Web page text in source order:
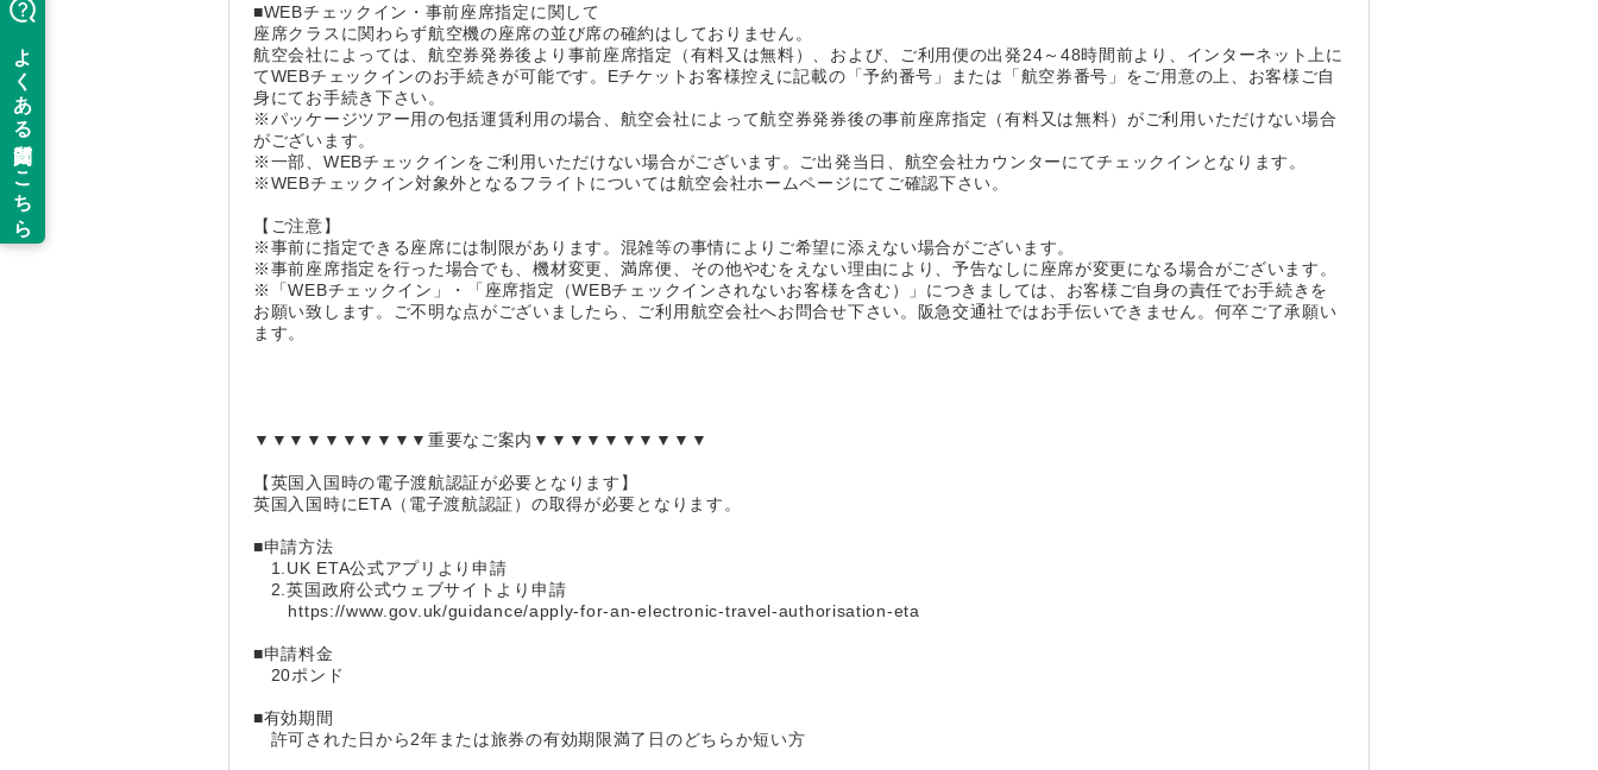
■WEBチェックイン・事前座席指定に関して
座席クラスに関わらず航空機の座席の並び席の確約はしておりません。
航空会社によっては、航空券発券後より事前座席指定（有料又は無料）、および、ご利用便の出発24～48時間前より、インターネット上に
てWEBチェックインのお手続きが可能です。Eチケットお客様控えに記載の「予約番号」または「航空券番号」をご用意の上、お客様ご自
身にてお手続き下さい。
※パッケージツアー用の包括運賃利用の場合、航空会社によって航空券発券後の事前座席指定（有料又は無料）がご利用いただけない場合
がございます。
※一部、WEBチェックインをご利用いただけない場合がございます。ご出発当日、航空会社カウンターにてチェックインとなります。
※WEBチェックイン対象外となるフライトについては航空会社ホームページにてご確認下さい。
【ご注意】
※事前に指定できる座席には制限があります。混雑等の事情によりご希望に添えない場合がございます。
※事前座席指定を行った場合でも、機材変更、満席便、その他やむをえない理由により、予告なしに座席が変更になる場合がございます。
※「WEBチェックイン」・「座席指定（WEBチェックインされないお客様を含む）」につきましては、お客様ご自身の責任でお手続きを
お願い致します。ご不明な点がございましたら、ご利用航空会社へお問合せ下さい。阪急交通社ではお手伝いできません。何卒ご了承願い
ます。
▼▼▼▼▼▼▼▼▼▼重要なご案内▼▼▼▼▼▼▼▼▼▼
【英国入国時の電子渡航認証が必要となります】
英国入国時にETA（電子渡航認証）の取得が必要となります。
■申請方法
1.UK ETA公式アプリより申請
2.英国政府公式ウェブサイトより申請
https://www.gov.uk/guidance/apply-for-an-electronic-travel-authorisation-eta
■申請料金
20ポンド
■有効期間
許可された日から2年または旅券の有効期限満了日のどちらか短い方